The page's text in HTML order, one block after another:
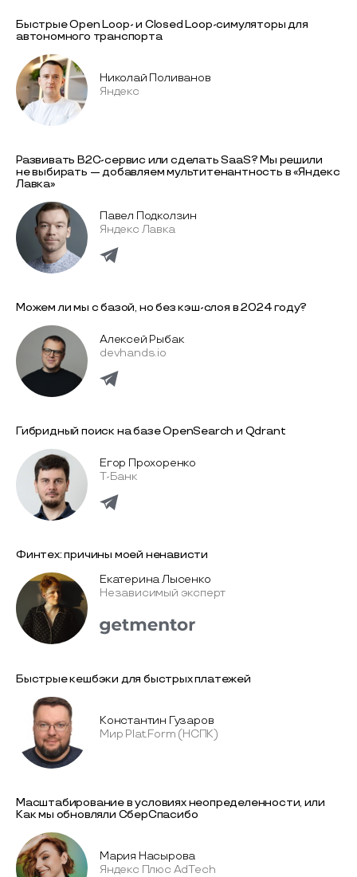
Быстрые Open Loop- и Closed Loop-симуляторы для
автономного транспорта
Николай Поливанов
Яндекс
Развивать B2C-сервис или сделать SaaS? Мы решили
не выбирать — добавляем мультитенантность в «Яндекс
Лавка»
Павел Подколзин
Яндекс Лавка
Можем ли мы с базой, но без кэш-слоя в 2024 году?
Алексей Рыбак
devhands.io
Гибридный поиск на базе OpenSearch и Qdrant
Егор Прохоренко
Т-Банк
Финтех: причины моей ненависти
Екатерина Лысенко
Независимый эксперт
Быстрые кешбэки для быстрых платежей
Константин Гузаров
Мир Plat.Form (НСПК)
Масштабирование в условиях неопределенности, или
Как мы обновляли СберСпасибо
Мария Насырова
Яндекс Плюс AdTech